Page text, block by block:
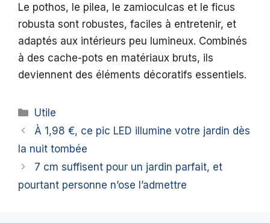
Le pothos, le pilea, le zamioculcas et le ficus
robusta sont robustes, faciles à entretenir, et
adaptés aux intérieurs peu lumineux. Combinés
à des cache-pots en matériaux bruts, ils
deviennent des éléments décoratifs essentiels.
Catégories
Utile
À 1,98 €, ce pic LED illumine votre jardin dès
la nuit tombée
7 cm suffisent pour un jardin parfait, et
pourtant personne n’ose l’admettre